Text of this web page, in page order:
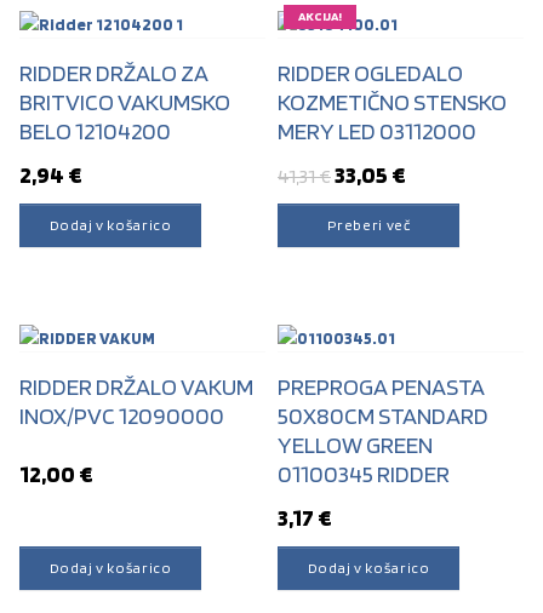
RIDDER DRŽALO ZA
BRITVICO VAKUMSKO
BELO 12104200
2,94 €
Dodaj v košarico
RIDDER OGLEDALO
KOZMETIČNO STENSKO
MERY LED 03112000
AKCIJA!
41,31€Izvirna cena je bila:
33,05 €
Preberi več
RIDDER DRŽALO VAKUM
INOX/PVC 12090000
12,00 €
Dodaj v košarico
PREPROGA PENASTA
50X80CM STANDARD
YELLOW GREEN
01100345 RIDDER
3,17 €
Dodaj v košarico